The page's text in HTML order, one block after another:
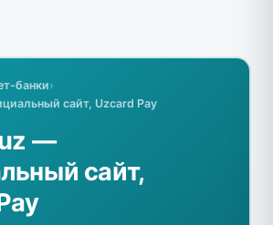
банки›
сайт, Uzcard Pay
—
сайт,